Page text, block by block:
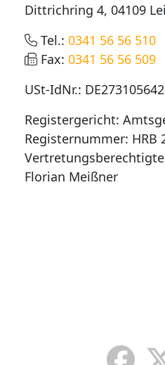
Dittrichring 4, 04109
Tel.: 0341 56 56 510
Fax: 0341 56 56 509
USt-IdNr.: DE273105642
Registergericht:
Registernummer: HRB
Florian Meißner